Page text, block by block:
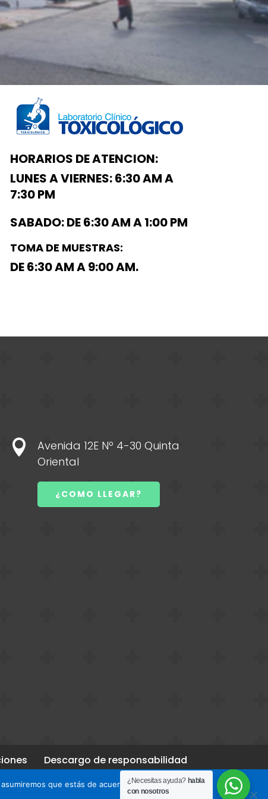
HORARIOS DE ATENCION:
LUNES A VIERNES:6:30 AM A
7:30 PM
SABADO:DE 6:30 AM A 1:00 PM
TOMA DE MUESTRAS:
DE 6:30 AM A 9:00 AM.

Avenida 12E Nº 4-30 Quinta
Oriental
¿COMO LLEGAR?
Descargo de responsabilidad
¿Necesitas ayuda? habla
con nosotros
que estás de acuerdo con ello.